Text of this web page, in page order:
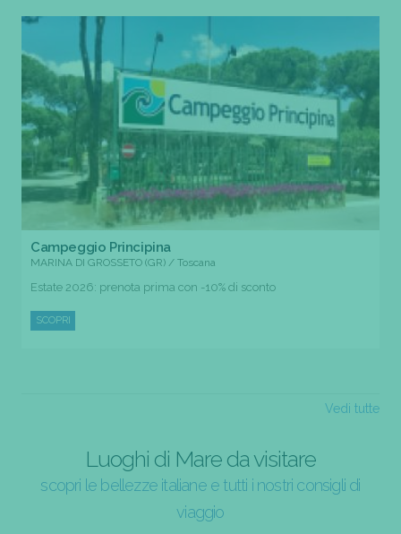
Campeggio Principina
MARINA DI GROSSETO (GR) / Toscana
Estate 2026: prenota prima con -10% di sconto
SCOPRI
Vedi tutte
Luoghi di Mare da visitare
scopri le bellezze italiane e tutti i nostri consigli di
viaggio